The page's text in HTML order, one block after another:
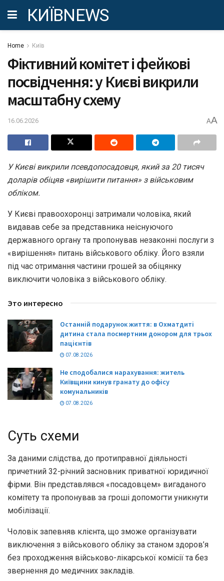
КИЇВNEWS
Home Київ
Фіктивний комітет і фейкові
посвідчення: у Києві викрили
масштабну схему
16.06.2026 AA
У Києві викрили псевдопосадовця, який за 20 тисяч
доларів обіцяв «вирішити питання» з військовим
обліком.
У Києві правоохоронці затримали чоловіка, який
видавав себе за представника неіснуючого
державного органу та пропонував незаконні послуги з
«вирішення» питань військового обліку. Його взяли
під час отримання частини грошей за обіцянку
виключити чоловіка з військового обліку.
Это интересно
Останній подарунок життя: в Охматдиті
дитина стала посмертним донором для трьох
пацієнтів
07.08.2026
Не сподобалися нарахування: житель
Київщини кинув гранату до офісу
комунальників
07.08.2026
Суть схеми
За даними слідства, до протиправної діяльності
причетний 32-річний засновник приватної юридичної
фірми. Він представлявся «посадовцем» вигаданого
комітету та пропонував за гроші допомогти уникнути
мобілізації.
Чоловік запевняв клієнта, що зможе організувати
виключення з військового обліку за станом здоров’я
без проходження військово-лікарської комісії та без
звернення до медичних закладів.